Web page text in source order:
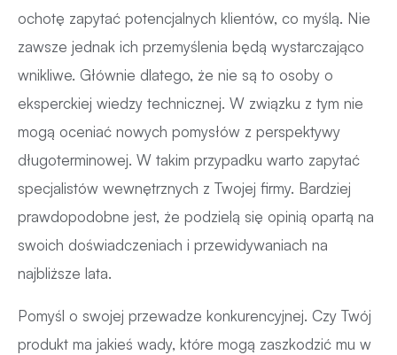
ochotę zapytać potencjalnych klientów, co myślą. Nie
zawsze jednak ich przemyślenia będą wystarczająco
wnikliwe. Głównie dlatego, że nie są to osoby o
eksperckiej wiedzy technicznej. W związku z tym nie
mogą oceniać nowych pomysłów z perspektywy
długoterminowej. W takim przypadku warto zapytać
specjalistów wewnętrznych z Twojej firmy. Bardziej
prawdopodobne jest, że podzielą się opinią opartą na
swoich doświadczeniach i przewidywaniach na
najbliższe lata.
Pomyśl o swojej przewadze konkurencyjnej. Czy Twój
produkt ma jakieś wady, które mogą zaszkodzić mu w